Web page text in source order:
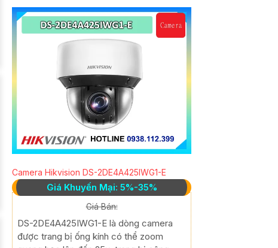
Camera Hikvision DS-2DE4A425IWG1-E
Giá Khuyến Mại: 5%-35%
Giá Bán:
DS-2DE4A425IWG1-E là dòng camera
được trang bị ống kính có thể zoom